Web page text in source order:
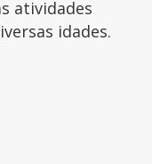
atividades
idades.